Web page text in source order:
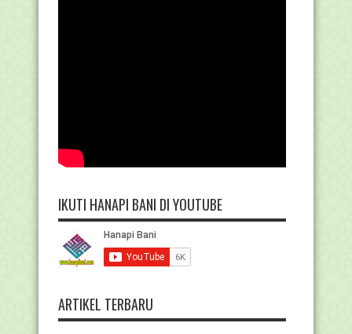
IKUTI HANAPI BANI DI YOUTUBE
ARTIKEL TERBARU